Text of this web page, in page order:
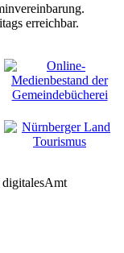
erreichbar.